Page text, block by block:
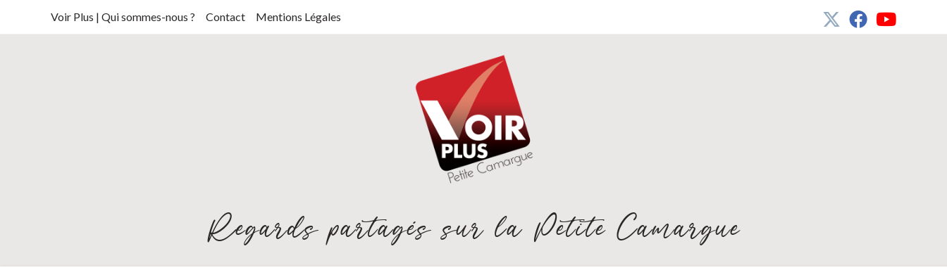
Voir Plus | Qui sommes-nous ? Contact Mentions Légales
Regards partagés sur la Petite Camargue